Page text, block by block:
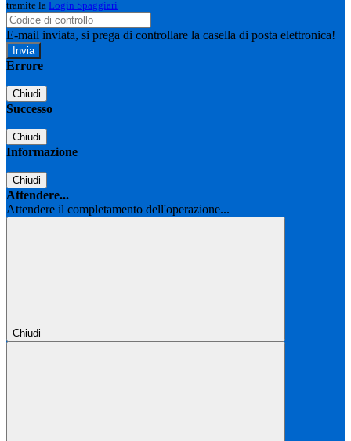
tramite la Login Spaggiari
E-mail inviata, si prega di controllare la casella di posta elettronica!
Errore
Chiudi
Successo
Chiudi
Informazione
Chiudi
Attendere...
Attendere il completamento dell'operazione...
Chiudi